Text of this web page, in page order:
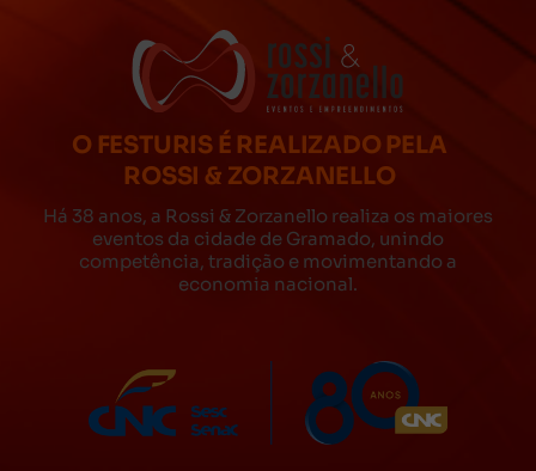
O FESTURIS É REALIZADO PELA
ROSSI & ZORZANELLO
Há 38 anos, a Rossi & Zorzanello realiza os maiores
eventos da cidade de Gramado, unindo
competência, tradição e movimentando a
economia nacional.